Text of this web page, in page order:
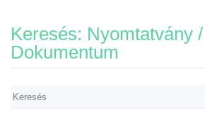
Keresés: Nyomtatvány /
Dokumentum